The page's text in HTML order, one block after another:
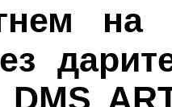
на
DMS